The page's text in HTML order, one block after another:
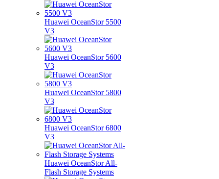
Huawei OceanStor 5500
V3
Huawei OceanStor 5600
V3
Huawei OceanStor 5800
V3
Huawei OceanStor 6800
V3
Huawei OceanStor All-
Flash Storage Systems